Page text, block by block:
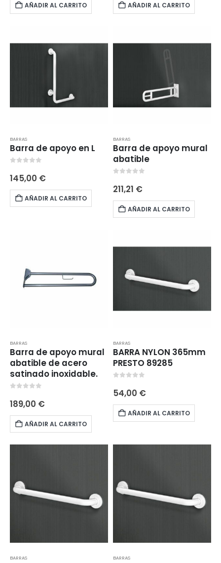
AÑADIR AL CARRITO AÑADIR AL CARRITO
BARRAS
Barra de apoyo en L
145,00 €
AÑADIR AL CARRITO
BARRAS
Barra de apoyo mural
abatible
211,21 €
AÑADIR AL CARRITO
BARRAS
Barra de apoyo mural
abatible de acero
satinado inoxidable.
189,00 €
AÑADIR AL CARRITO
BARRAS
BARRA NYLON 365mm
PRESTO 89285
54,00 €
AÑADIR AL CARRITO
BARRAS BARRAS